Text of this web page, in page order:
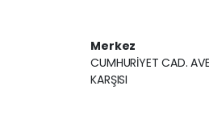
Merkez
CUMHURİYET CAD.
KARŞISI